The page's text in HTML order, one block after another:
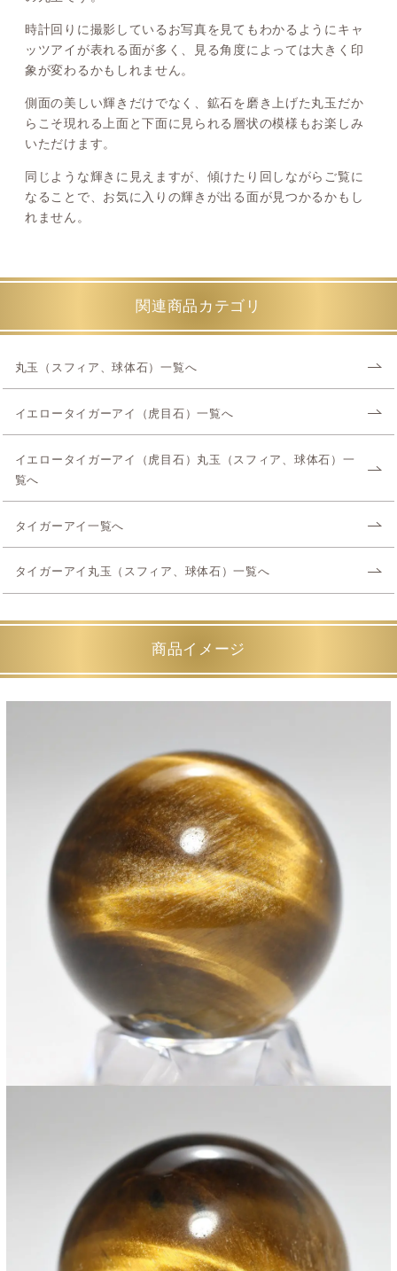
時計回りに撮影しているお写真を見てもわかるようにキャ
ッツアイが表れる面が多く、見る角度によっては大きく印
象が変わるかもしれません。
側面の美しい輝きだけでなく、鉱石を磨き上げた丸玉だか
らこそ現れる上面と下面に見られる層状の模様もお楽しみ
いただけます。
同じような輝きに見えますが、傾けたり回しながらご覧に
なることで、お気に入りの輝きが出る面が見つかるかもし
れません。
関連商品カテゴリ
丸玉（スフィア、球体石）一覧へ
イエロータイガーアイ（虎目石）一覧へ
イエロータイガーアイ（虎目石）丸玉（スフィア、球体石）一
覧へ
タイガーアイ一覧へ
タイガーアイ丸玉（スフィア、球体石）一覧へ
商品イメージ